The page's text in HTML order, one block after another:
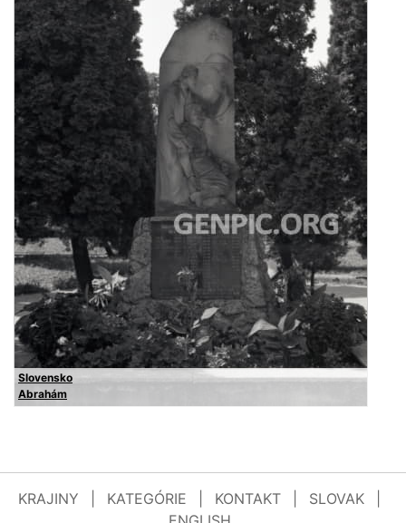
Slovensko
Abrahám
KRAJINY KATEGÓRIE KONTAKT SLOVAK